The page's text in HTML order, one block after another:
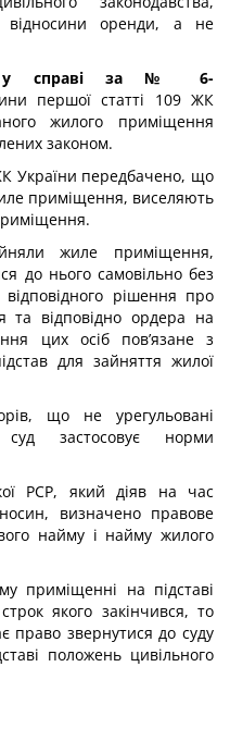
відносини оренди, а не
справі
за № 6-
першої статті 109 ЖК
жилого приміщення
законом.
України передбачено, що
приміщення, виселяють
жиле приміщення,
до нього самовільно без
рішення про
та відповідно ордера на
цих осіб пов’язане з
для зайняття жилої
що не урегульовані
суд застосовує норми
РСР, який діяв на час
визначено правове
найму і найму жилого
приміщенні на підставі
якого закінчився, то
право звернутися до суду
положень цивільного